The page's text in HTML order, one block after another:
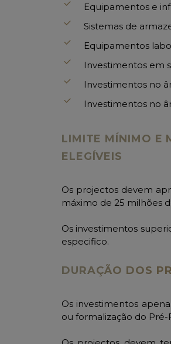
Equipamentos e
Sistemas de
Equipamentos
Investimentos em
Investimentos no
Investimentos no
LIMITE MÍNIMO E
ELEGÍVEIS
Os projectos devem
máximo de 25 milhões
Os investimentos
especifico.
DURAÇÃO DOS
Os investimentos
ou formalização do